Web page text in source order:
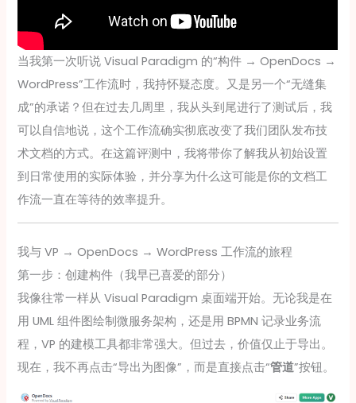
当我第一次听说 Visual Paradigm 的“构件 → OpenDocs →
WordPress”工作流时，我持怀疑态度。又是另一个“无缝集
成”的承诺？但在过去几周里，我从头到尾进行了测试后，我
可以自信地说，这个工作流确实彻底改变了我们团队发布技
术文档的方式。在这篇评测中，我将带你了解我从初始设置
到日常使用的实际体验，并分享为什么这可能是你的文档工
作流一直在等待的效率提升。
我与 VP → OpenDocs → WordPress 工作流的旅程
第一步：创建构件（我早已喜爱的部分）
我像往常一样从 Visual Paradigm 桌面端开始。无论我是在
用 UML 组件图绘制微服务架构，还是用 BPMN 记录业务流
程，VP 的建模工具都非常强大。但过去，价值仅止于导出。
现在，我不再点击“导出为图像”，而是直接点击“管道”按钮。